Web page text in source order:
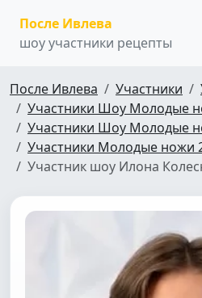
После Ивлева
шоу участники рецепты
После Ивлева Участники
Участники Шоу Молодые
Участники Шоу Молодые
Участники Молодые ножи
Участник шоу Илона